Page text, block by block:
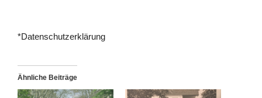
*Datenschutzerklärung
Ähnliche Beiträge